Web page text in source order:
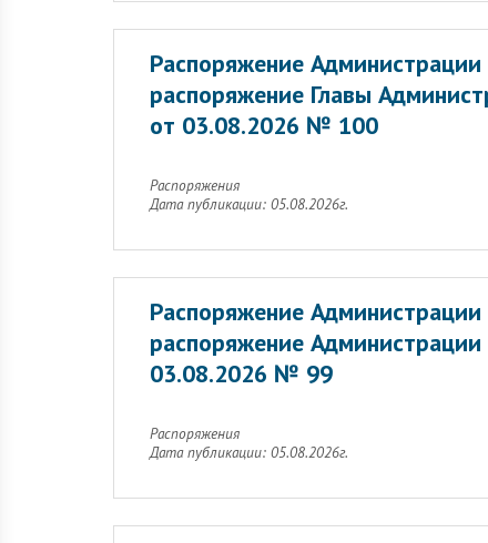
Распоряжение
распоряжение Главы
от 03.08.2026 № 100
Распоряжения
Дата публикации: 05.08.2026г.
Распоряжение
распоряжение
03.08.2026 № 99
Распоряжения
Дата публикации: 05.08.2026г.